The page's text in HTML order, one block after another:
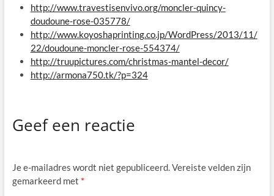
http://www.travestisenvivo.org/moncler-quincy-
doudoune-rose-035778/
http://www.koyoshaprinting.co.jp/WordPress/2013/11/
22/doudoune-moncler-rose-554374/
http://truupictures.com/christmas-mantel-decor/
http://armona750.tk/?p=324
Geef een reactie
Je e-mailadres wordt niet gepubliceerd.Vereiste velden zijn
gemarkeerd met *